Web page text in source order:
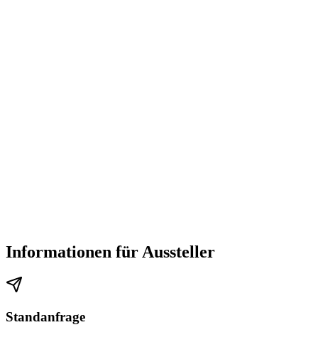
Informationen für Aussteller
Standanfrage